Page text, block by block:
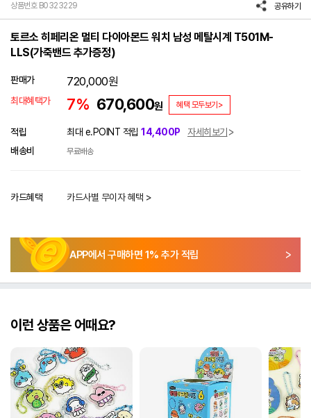
상품번호 B0323229 공유하기
토르소 히페리온 멀티 다이아몬드 워치 남성 메탈시계 T501M-
LLS(가죽밴드 추가증정)
판매가 720,000원
최대혜택가 7% 670,600원 혜택 모두보기>
적립 최대 e.POINT 적립 14,400P
자세히보기
배송비
무료배송
카드혜택 카드사별 무이자 혜택 >
APP에서 구매하면 1% 추가 적립
이런 상품은 어때요?